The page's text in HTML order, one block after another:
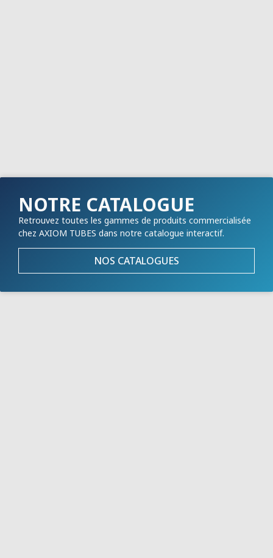
NOTRE CATALOGUE
Retrouvez toutes les gammes de produits commercialisée
chez AXIOM TUBES dans notre catalogue interactif.
NOS CATALOGUES